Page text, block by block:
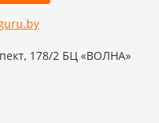
178/2 БЦ «ВОЛНА»